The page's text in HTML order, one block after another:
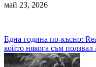
май 23, 2026
Навигация
Една година по-късно:
който някога съм